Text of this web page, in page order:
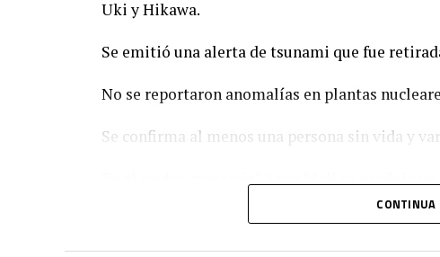
Uki y Hikawa.
Se emitió una alerta de tsunami que fue
No se reportaron anomalías en plantas
Se confirma al menos una persona sin vida y
CONTINUA